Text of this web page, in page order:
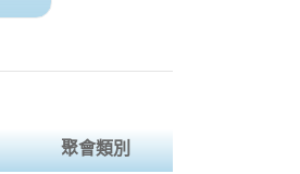
聚會類別